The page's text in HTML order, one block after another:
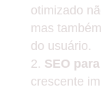
otimizado
mas
do usuário.
SEO
crescente